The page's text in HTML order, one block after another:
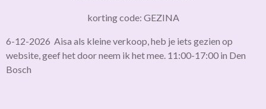
korting code: GEZINA
6-12-2026 Aisa als kleine verkoop, heb je iets gezien op
website, geef het door neem ik het mee. 11:00-17:00 in Den
Bosch